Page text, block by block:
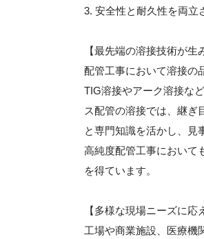
3. 安全性と耐久性を両立
【最先端の溶接技術が生
配管工事において溶接の
TIG溶接やアーク溶接な
ス配管の溶接では、継ぎ
と専門知識を活かし、見
高純度配管工事において
を得ています。
【多様な現場ニーズに応
工場や商業施設、医療機